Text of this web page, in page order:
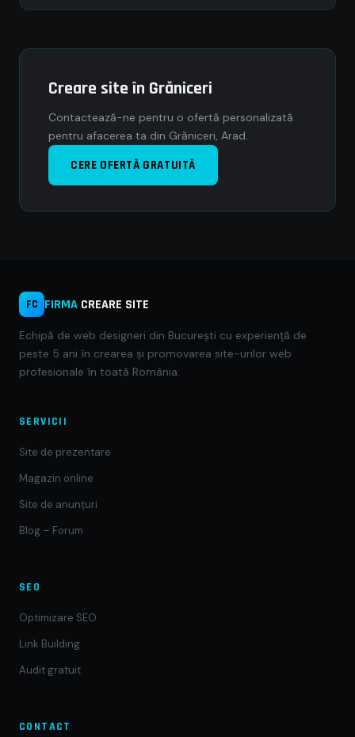
Creare site în Grăniceri
Contactează-ne pentru o ofertă personalizată
pentru afacerea ta din Grăniceri, Arad.
CERE OFERTĂ GRATUITĂ
FC FIRMA CREARE SITE
Echipă de web designeri din București cu experiență de
peste 5 ani în crearea și promovarea site-urilor web
profesionale în toată România.
SERVICII
Site de prezentare
Magazin online
Site de anunțuri
Blog – Forum
SEO
Optimizare SEO
Link Building
Audit gratuit
CONTACT